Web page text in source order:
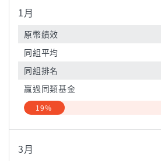
1月
原幣績效
同組平均
同組排名
贏過同類基金
19%
3月